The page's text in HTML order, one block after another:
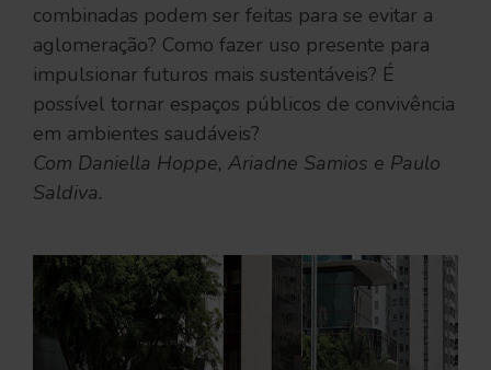
combinadas podem ser feitas para se evitar a
aglomeração? Como fazer uso presente para
impulsionar futuros mais sustentáveis? É
possível tornar espaços públicos de convivência
em ambientes saudáveis?
Com Daniella Hoppe, Ariadne Samios e Paulo
Saldiva.